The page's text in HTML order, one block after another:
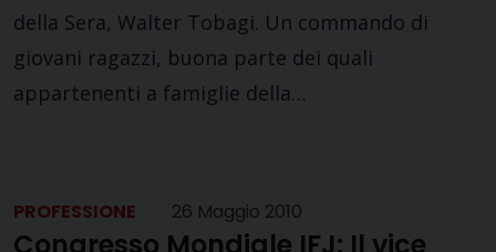
della Sera, Walter Tobagi. Un commando di
giovani ragazzi, buona parte dei quali
appartenenti a famiglie della…
PROFESSIONE 26 Maggio 2010